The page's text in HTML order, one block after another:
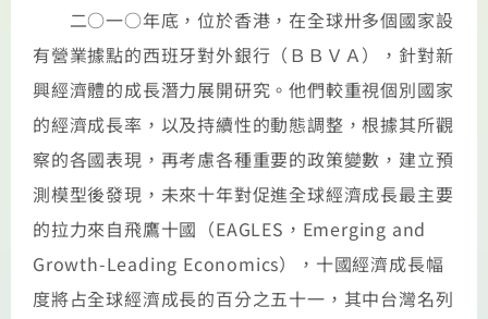
二○一○年底，位於香港，在全球卅多個國家設
有營業據點的西班牙對外銀行（ＢＢＶＡ），針對新
興經濟體的成長潛力展開研究。他們較重視個別國家
的經濟成長率，以及持續性的動態調整，根據其所觀
察的各國表現，再考慮各種重要的政策變數，建立預
測模型後發現，未來十年對促進全球經濟成長最主要
的拉力來自飛鷹十國（EAGLES，Emerging and
Growth-Leading Economics），十國經濟成長幅
度將占全球經濟成長的百分之五十一，其中台灣名列